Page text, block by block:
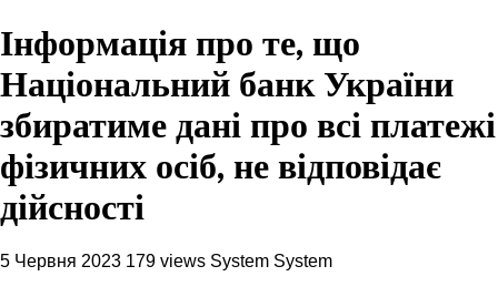
Інформація про те, що
Національний банк України
збиратиме дані про всі платежі
фізичних осіб, не відповідає
дійсності
5 Червня 2023 179 views System System